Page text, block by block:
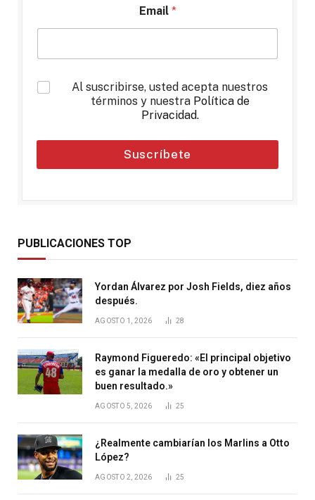
Email *
*
Al suscribirse, usted acepta nuestros
términos y nuestra Política de
Privacidad.
Suscríbete
PUBLICACIONES TOP
Yordan Álvarez por Josh Fields, diez años
después.
AGOSTO 1, 2026 28
Raymond Figueredo: «El principal objetivo
es ganar la medalla de oro y obtener un
buen resultado.»
AGOSTO 5, 2026 25
¿Realmente cambiarían los Marlins a Otto
López?
AGOSTO 2, 2026 25